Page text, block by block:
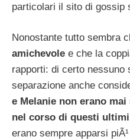
particolari il sito di gossip
Nonostante tutto sembra
amichevole e che la
rapporti: di certo nessuno
separazione anche
e Melanie non erano
nel corso di questi
erano sempre apparsi